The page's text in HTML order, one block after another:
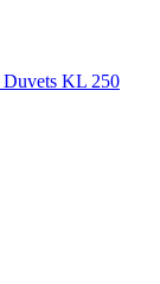
Duvets KL 250